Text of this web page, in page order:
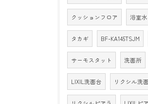
クッションフロア 浴室
タカギ BF-KA145TSJM
サーモスタット 洗面所
LIXIL洗面台 リクシル洗